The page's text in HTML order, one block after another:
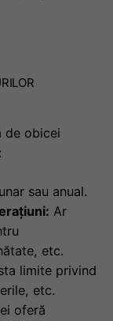
de obicei
sau anual.
Ar
etc.
limite privind
etc.
oferă